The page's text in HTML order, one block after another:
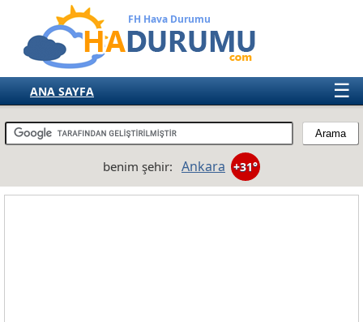
FH Hava Durumu
☰
ANA SAYFA
TÜRKİYE
benim şehir: Ankara +31°